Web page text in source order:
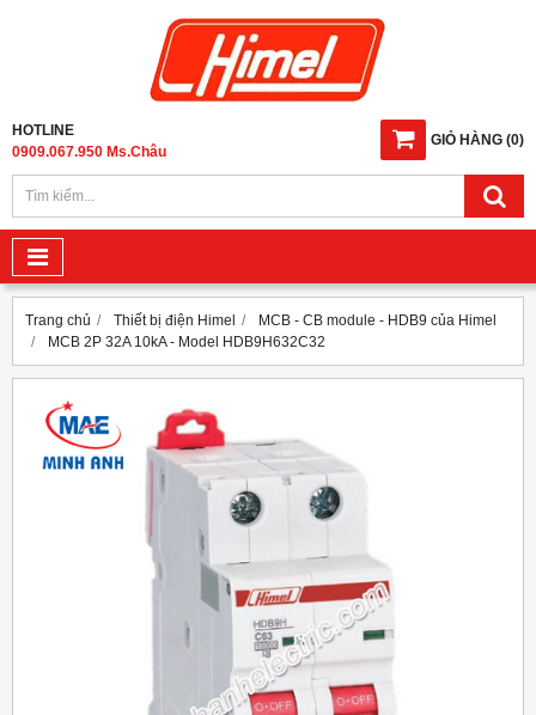
GIỎ HÀNG (0)
HOTLINE
0909.067.950 Ms.Châu
Trang chủ Thiết bị điện Himel
MCB - CB module - HDB9 của Himel
MCB 2P 32A 10kA - Model HDB9H632C32